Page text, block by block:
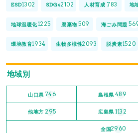
ESD1302 SDGs2102 人材育成 783 地
地球温暖化1225 廃棄物 509 海ごみ問題
環境教育1934 生物多様性2093 脱炭素1520
地域別
山口県 746 島根県 489
他地方 295 広島県 1132
全国2960